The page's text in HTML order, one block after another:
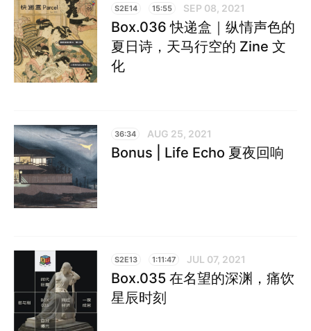
S2E14 15:55 SEP 08, 2021
Box.036 快递盒｜纵情声色的
夏日诗，天马行空的 Zine 文
化
36:34 AUG 25, 2021
Bonus | Life Echo 夏夜回响
S2E13 1:11:47 JUL 07, 2021
Box.035 在名望的深渊，痛饮
星辰时刻